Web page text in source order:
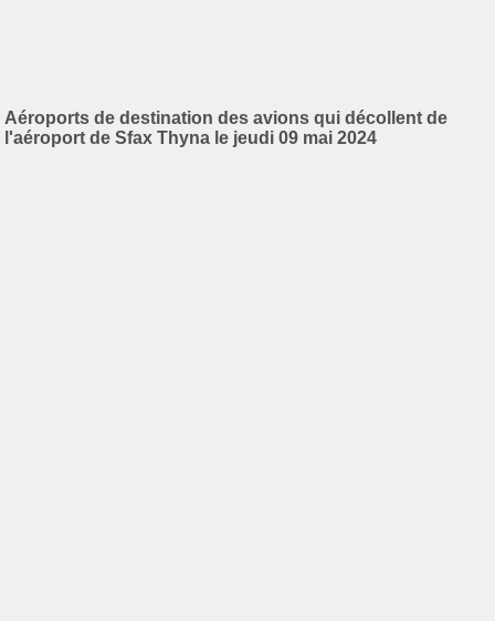
Aéroports de destination des avions qui décollent de
l'aéroport de Sfax Thyna le jeudi 09 mai 2024